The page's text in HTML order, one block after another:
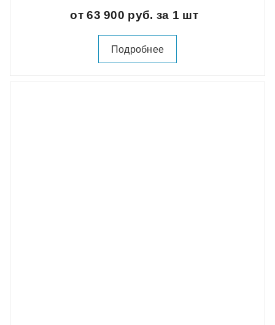
от 63 900 руб. за 1 шт
Подробнее